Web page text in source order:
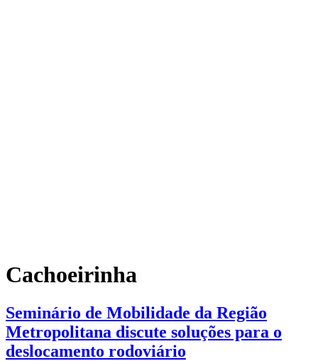
Cachoeirinha
Seminário de Mobilidade da Região
Metropolitana discute soluções para o
deslocamento rodoviário